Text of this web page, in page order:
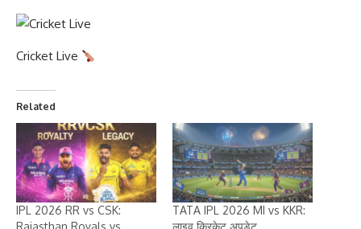
Cricket Live
Related
IPL 2026 RR vs CSK:
TATA IPL 2026 MI vs KKR: